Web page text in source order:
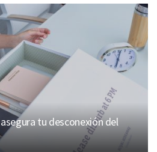
tu desconexión del